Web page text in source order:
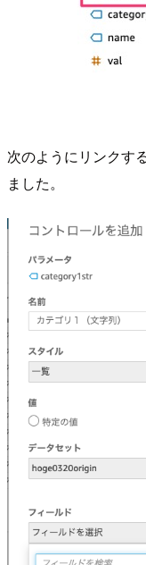
次のようにリンクす
ました。